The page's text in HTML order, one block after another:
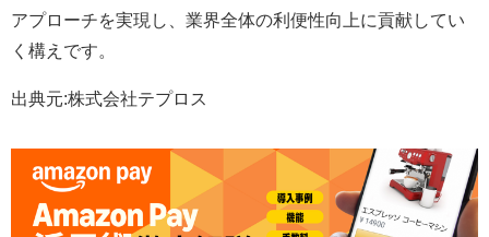
アプローチを実現し、業界全体の利便性向上に貢献してい
く構えです。
出典元:株式会社テプロス